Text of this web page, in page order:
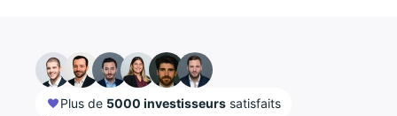
Plus de 5000 investisseurs satisfaits